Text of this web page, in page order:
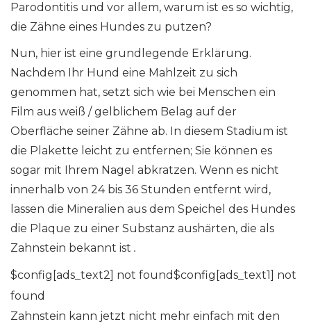
Parodontitis und vor allem, warum ist es so wichtig,
die Zähne eines Hundes zu putzen?
Nun, hier ist eine grundlegende Erklärung.
Nachdem Ihr Hund eine Mahlzeit zu sich
genommen hat, setzt sich wie bei Menschen ein
Film aus weiß / gelblichem Belag auf der
Oberfläche seiner Zähne ab. In diesem Stadium ist
die Plakette leicht zu entfernen; Sie können es
sogar mit Ihrem Nagel abkratzen. Wenn es nicht
innerhalb von 24 bis 36 Stunden entfernt wird,
lassen die Mineralien aus dem Speichel des Hundes
die Plaque zu einer Substanz aushärten, die als
Zahnstein bekannt ist .
$config[ads_text2] not found$config[ads_text1] not
found
Zahnstein kann jetzt nicht mehr einfach mit den